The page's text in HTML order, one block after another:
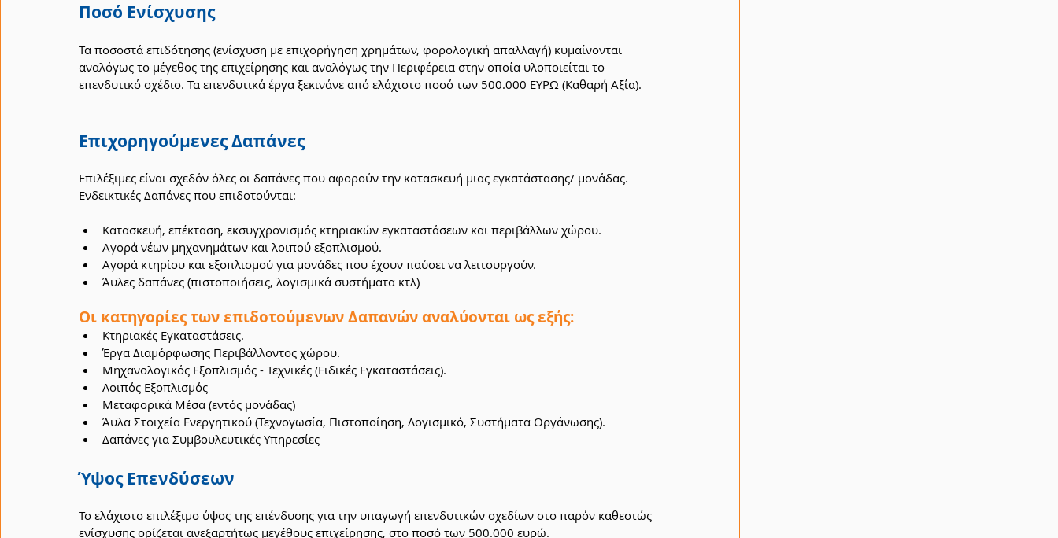
Ποσό Ενίσχυσης
Τα ποσοστά επιδότησης (ενίσχυση με επιχορήγηση χρημάτων, φορολογική απαλλαγή) κυμαίνονται
αναλόγως το μέγεθος της επιχείρησης και αναλόγως την Περιφέρεια στην οποία υλοποιείται το
επενδυτικό σχέδιο. Τα επενδυτικά έργα ξεκινάνε από ελάχιστο ποσό των 500.000 ΕΥΡΩ (Καθαρή Αξία).
Επιχορηγούμενες Δαπάνες
Επιλέξιμες είναι σχεδόν όλες οι δαπάνες που αφορούν την κατασκευή μιας εγκατάστασης/ μονάδας.
Ενδεικτικές Δαπάνες που επιδοτούνται:
Κατασκευή, επέκταση, εκσυγχρονισμός κτηριακών εγκαταστάσεων και περιβάλλων χώρου.
Αγορά νέων μηχανημάτων και λοιπού εξοπλισμού.
Αγορά κτηρίου και εξοπλισμού για μονάδες που έχουν παύσει να λειτουργούν.
Άυλες δαπάνες (πιστοποιήσεις, λογισμικά συστήματα κτλ)
Οι κατηγορίες των επιδοτούμενων Δαπανών αναλύονται ως εξής:
Κτηριακές Εγκαταστάσεις.
Έργα Διαμόρφωσης Περιβάλλοντος χώρου.
Μηχανολογικός Εξοπλισμός - Τεχνικές (Ειδικές Εγκαταστάσεις).
Λοιπός Εξοπλισμός
Μεταφορικά Μέσα (εντός μονάδας)
Άυλα Στοιχεία Ενεργητικού (Τεχνογωσία, Πιστοποίηση, Λογισμικό, Συστήματα Οργάνωσης).
Δαπάνες για Συμβουλευτικές Υπηρεσίες
Ύψος Επενδύσεων
Το ελάχιστο επιλέξιμο ύψος της επένδυσης για την υπαγωγή επενδυτικών σχεδίων στο παρόν καθεστώς
ενίσχυσης ορίζεται ανεξαρτήτως μεγέθους επιχείρησης, στο ποσό των 500.000 ευρώ.